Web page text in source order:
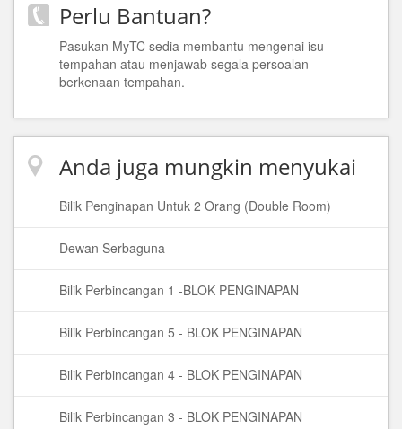
Perlu Bantuan?
Pasukan MyTC sedia membantu mengenai isu
tempahan atau menjawab segala persoalan
berkenaan tempahan.
Anda juga mungkin menyukai
Bilik Penginapan Untuk 2 Orang (Double Room)
Dewan Serbaguna
Bilik Perbincangan 1 -BLOK PENGINAPAN
Bilik Perbincangan 5 - BLOK PENGINAPAN
Bilik Perbincangan 4 - BLOK PENGINAPAN
Bilik Perbincangan 3 - BLOK PENGINAPAN